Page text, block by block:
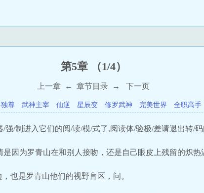
第5章 （1/4）
上一章 ← 章节目录 → 下一页
尊 武神主宰 仙逆 星辰变 修罗武神 完美世界 全职高手
强/制进入它们的阅/读/模/式了,阅读体/验极/差请退出转/码
因为罗青山在和别人接吻，还是自己眼皮上残留的炽热
也是罗青山他们的视野盲区，问。